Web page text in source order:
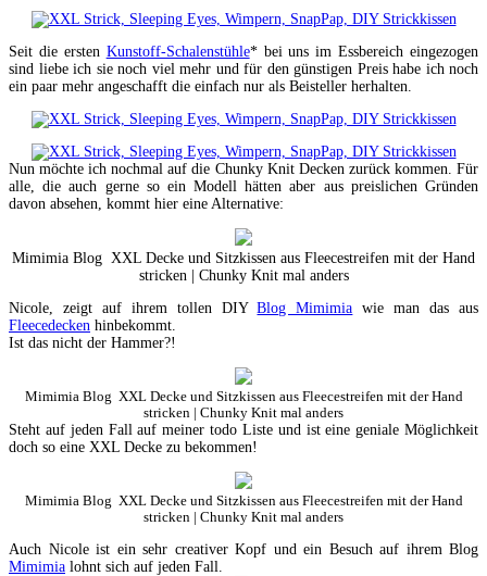
Seit die ersten Kunstoff-Schalenstühle* bei uns im Essbereich eingezogen
sind liebe ich sie noch viel mehr und für den günstigen Preis habe ich noch
ein paar mehr angeschafft die einfach nur als Beisteller herhalten.
Nun möchte ich nochmal auf die Chunky Knit Decken zurück kommen. Für
alle, die auch gerne so ein Modell hätten aber aus preislichen Gründen
davon absehen, kommt hier eine Alternative:
Mimimia Blog XXL Decke und Sitzkissen aus Fleecestreifen mit der Hand
stricken | Chunky Knit mal anders
Nicole, zeigt auf ihrem tollen DIYBlog Mimimia wie man das aus
Fleecedecken hinbekommt.
Ist das nicht der Hammer?!
Mimimia Blog XXL Decke und Sitzkissen aus Fleecestreifen mit der Hand
stricken | Chunky Knit mal anders
Steht auf jeden Fall auf meiner todo Liste und ist eine geniale Möglichkeit
doch so eine XXL Decke zu bekommen!
Mimimia Blog XXL Decke und Sitzkissen aus Fleecestreifen mit der Hand
stricken | Chunky Knit mal anders
Auch Nicole ist ein sehr creativer Kopf und ein Besuch auf ihrem Blog
Mimimia lohnt sich auf jeden Fall.